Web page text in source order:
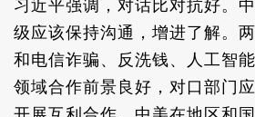
习近平强调，对话比对抗好。
级应该保持沟通，增进了解。
和电信诈骗、反洗钱、人工智
领域合作前景良好，对口部门